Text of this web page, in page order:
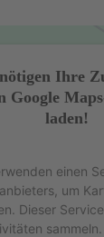
Ihre
Google
laden!
einen
um
Dieser